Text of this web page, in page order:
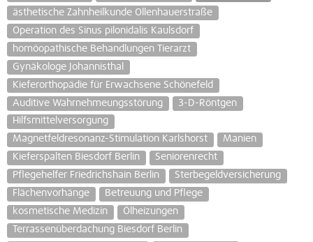
ästhetische Zahnheilkunde Ollenhauerstraße
Operation des Sinus pilonidalis Kaulsdorf
homöopathische Behandlungen Tierarzt
Gynäkologe Johannisthal
Kieferorthopädie für Erwachsene Schönefeld
Auditive Wahrnehmeungsstörung
3-D-Röntgen
Hilfsmittelversorgung
Magnetfeldresonanz-Stimulation Karlshorst
Manien
Kieferspalten Biesdorf Berlin
Seniorenrecht
Pflegehelfer Friedrichshain Berlin
Sterbegeldversicherung
Flächenvorhänge
Betreuung und Pflege
kosmetische Medizin
Ölheizungen
Terrassenüberdachung Biesdorf Berlin